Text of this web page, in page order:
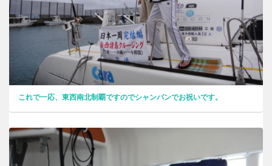
これで一応、東西南北制覇ですのでシャンパンでお祝いです。